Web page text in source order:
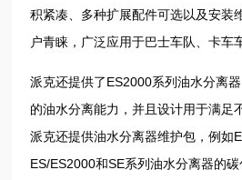
积紧凑、多种扩展配件可选以及安装
户青睐，广泛应用于巴士车队、卡车
派克还提供了ES2000系列油水分离
的油水分离能力，并且设计用于满足
派克还提供油水分离器维护包，例如
ES/ES2000和SE系列油水分离器的碳